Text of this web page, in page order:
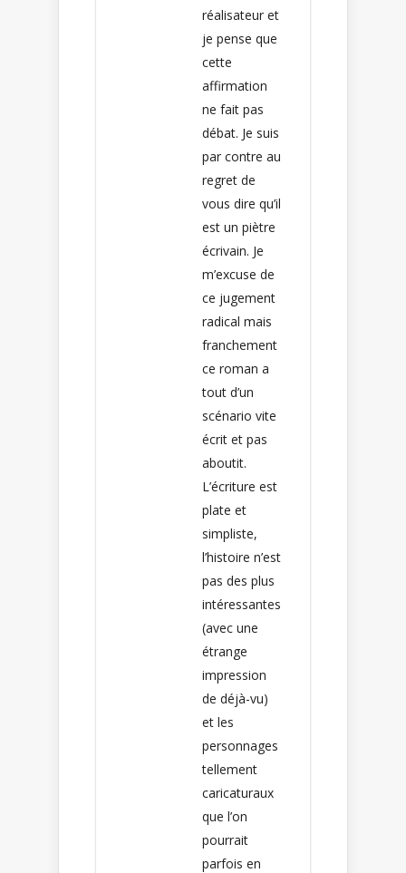
réalisateur et
je pense que
cette
affirmation
ne fait pas
débat. Je suis
par contre au
regret de
vous dire qu’il
est un piètre
écrivain. Je
m’excuse de
ce jugement
radical mais
franchement
ce roman a
tout d’un
scénario vite
écrit et pas
aboutit.
L’écriture est
plate et
simpliste,
l’histoire n’est
pas des plus
intéressantes
(avec une
étrange
impression
de déjà-vu)
et les
personnages
tellement
caricaturaux
que l’on
pourrait
parfois en